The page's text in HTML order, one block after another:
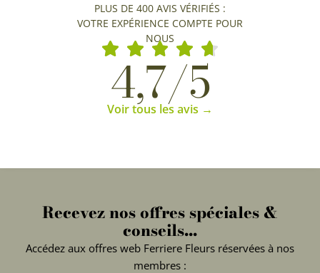
PLUS DE 400 AVIS VÉRIFIÉS :
VOTRE EXPÉRIENCE COMPTE POUR
NOUS
4,7/5
Voir tous les avis →
Recevez nos offres spéciales &
conseils...
Accédez aux offres web Ferriere Fleurs réservées à nos
membres :